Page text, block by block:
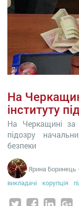
На
інституту
На Черкащині
підозру
безпеки
Ярина Боринець
викладачі
корупція